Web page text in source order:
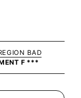
BAD
F ***